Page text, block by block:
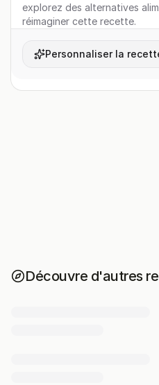
explorez des alternatives
réimaginer cette recette.
Personnaliser la
Découvre d'autres